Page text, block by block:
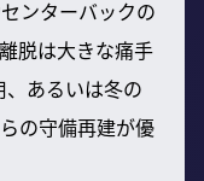
ンターバックの
脱は大きな痛手
あるいは冬の
の守備再建が優